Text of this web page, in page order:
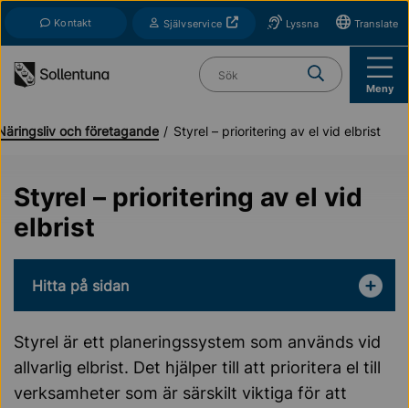
Kontakt SjälvserviceÖppnas i nytt fönsterLyssna Translate
Vad söker du?
Meny
och företagande Styrel – prioritering av el vid elbrist
Styrel – prioritering av el vid
elbrist
Hitta på sidan
Styrel är ett planeringssystem som används vid
allvarlig elbrist. Det hjälper till att prioritera el till
verksamheter som är särskilt viktiga för att